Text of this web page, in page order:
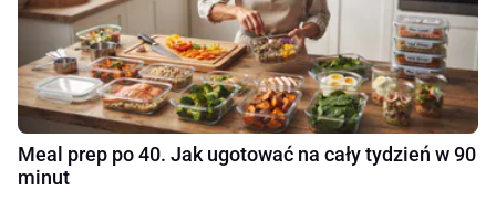
Meal prep po 40. Jak ugotować na cały tydzień w 90
minut